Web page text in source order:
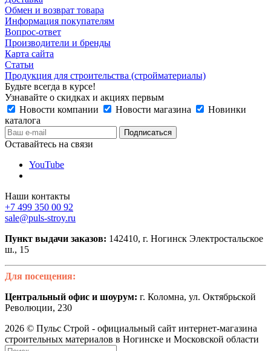
Обмен и возврат товара
Информация покупателям
Вопрос-ответ
Производители и бренды
Карта сайта
Статьи
Продукция для строительства (стройматериалы)
Будьте всегда в курсе!
Узнавайте о скидках и акциях первым
Новости компании
Новости магазина
Новинки
каталога
Оставайтесь на связи
YouTube
Наши контакты
+7 499 350 00 92
sale@puls-stroy.ru
Пункт выдачи заказов: 142410, г. Ногинск Электростальское
ш., 15
Для посещения:
Центральный офис и шоурум: г. Коломна, ул. Октябрьской
Революции, 230
2026 © Пульс Строй - официальный сайт интернет-магазина
строительных материалов в Ногинске и Московской области